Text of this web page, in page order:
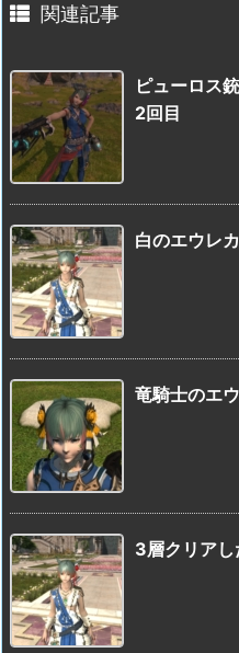
関連記事
ピューロス
2回目
白のエウレ
竜騎士のエ
3層クリア